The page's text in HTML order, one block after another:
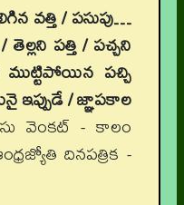
వత్తి / పసుపు…
పత్తి / పచ్చని
ముట్టిపోయిన పచ్చి
ఇప్పుడే / జ్ఞాపకాల
వెంకట్ - కాలం
దినపత్రిక -